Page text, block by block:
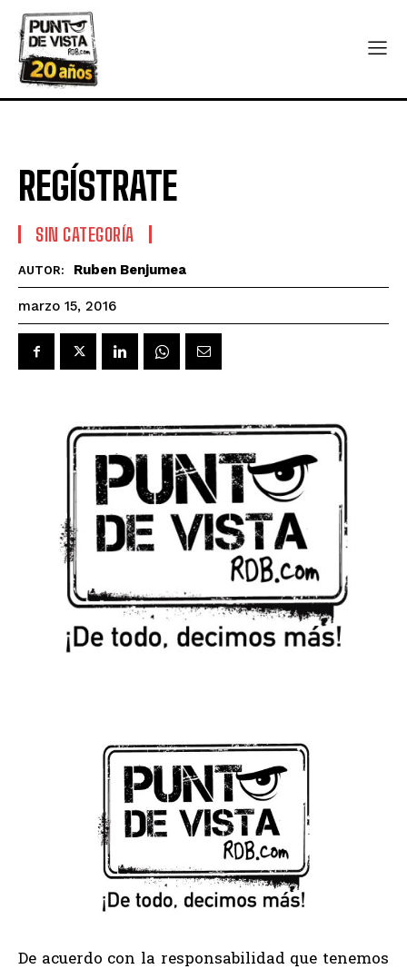
REGÍSTRATE
SIN CATEGORÍA
AUTOR: Ruben Benjumea
marzo 15, 2016
De acuerdo con la responsabilidad que tenemos